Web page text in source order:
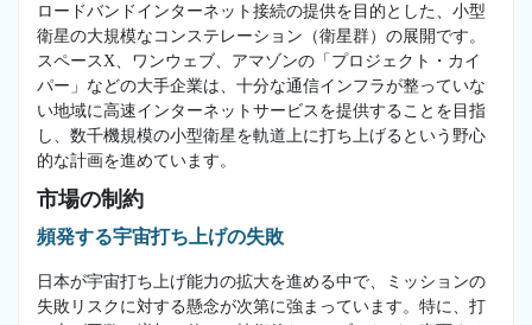
ロードバンドインターネット接続の提供を目的とした、小型
衛星の大規模なコンステレーション（衛星群）の展開です。
スペースX、ワンウェブ、アマゾンの「プロジェクト・カイ
パー」などの大手企業は、十分な通信インフラが整っていな
い地域に高速インターネットサービスを提供することを目指
し、数千機規模の小型衛星を軌道上に打ち上げるという野心
的な計画を進めています。
市場の制約
頻発する宇宙打ち上げの失敗
日本が宇宙打ち上げ能力の拡大を進める中で、ミッションの
失敗リスクに対する懸念が次第に強まっています。特に、打